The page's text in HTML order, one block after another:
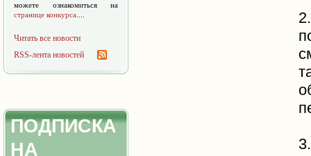
можете ознакомиться на
странице конкурса
Читать все новости
RSS-лента новостей
ПОДПИСКА
НА